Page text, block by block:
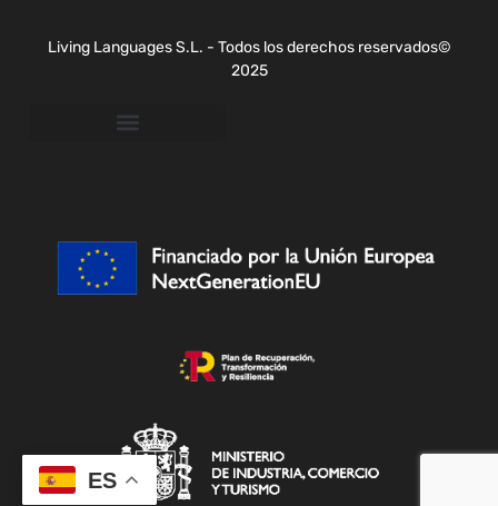
Living Languages S.L. - Todos los derechos reservados©
2025
ES